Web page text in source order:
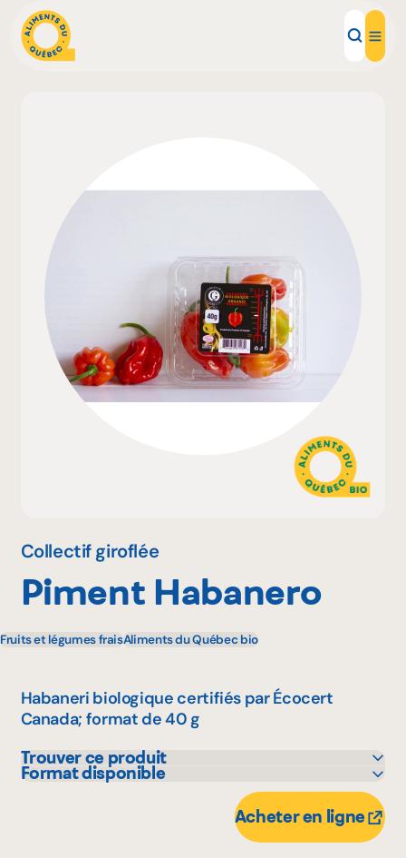
Recettes
Inspirations d'ici
Restaurants
Institutions
À propos
Collectif giroflée
Piment Habanero
Fruits et légumes fraisAliments du Québec bio
Habaneri biologique certifiés par Écocert
Canada; format de 40 g
Trouver ce produit
Avril - supermarché santé
Format disponible
Acheter en ligne